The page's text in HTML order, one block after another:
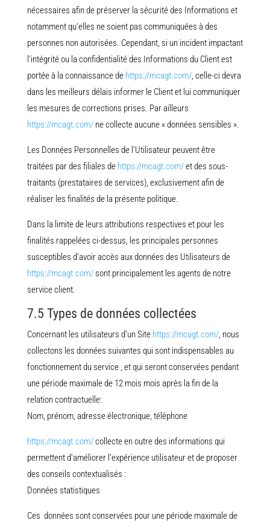
nécessaires afin de préserver la sécurité des Informations et
notamment qu’elles ne soient pas communiquées à des
personnes non autorisées. Cependant, si un incident impactant
l’intégrité ou la confidentialité des Informations du Client est
portée à la connaissance de https://mcagt.com/, celle-ci devra
dans les meilleurs délais informer le Client et lui communiquer
les mesures de corrections prises. Par ailleurs
https://mcagt.com/ne collecte aucune « données sensibles ».
Les Données Personnelles de l’Utilisateur peuvent être
traitées par des filiales de https://mcagt.com/et des sous-
traitants (prestataires de services), exclusivement afin de
réaliser les finalités de la présente politique.
Dans la limite de leurs attributions respectives et pour les
finalités rappelées ci-dessus, les principales personnes
susceptibles d’avoir accès aux données des Utilisateurs de
https://mcagt.com/sont principalement les agents de notre
service client.
7.5 Types de données collectées
Concernant les utilisateurs d’un Site https://mcagt.com/, nous
collectons les données suivantes qui sont indispensables au
fonctionnement du service , et qui seront conservées pendant
une période maximale de 12 mois mois après la fin de la
relation contractuelle:
Nom, prénom, adresse électronique, téléphone
https://mcagt.com/collecte en outre des informations qui
permettent d’améliorer l’expérience utilisateur et de proposer
des conseils contextualisés :
Données statistiques
Ces données sont conservées pour une période maximale de